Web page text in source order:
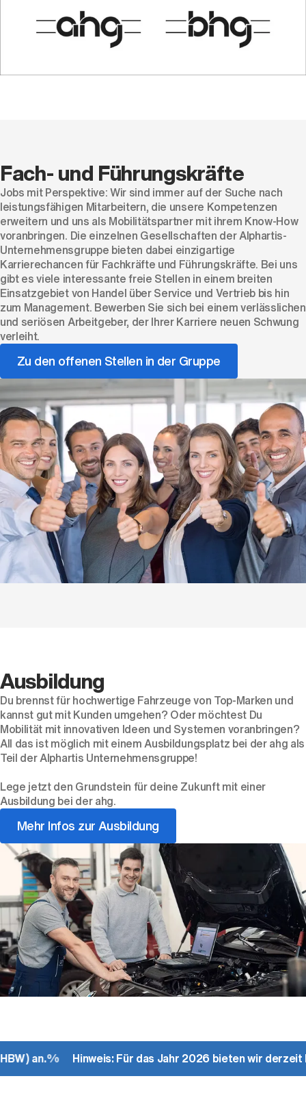
Fach- und Führungskräfte
Jobs mit Perspektive: Wir sind immer auf der Suche nach
leistungsfähigen Mitarbeitern, die unsere Kompetenzen
erweitern und uns als Mobilitätspartner mit ihrem Know-How
voranbringen. Die einzelnen Gesellschaften der Alphartis-
Unternehmensgruppe bieten dabei einzigartige
Karrierechancen für Fachkräfte und Führungskräfte. Bei uns
gibt es viele interessante freie Stellen in einem breiten
Einsatzgebiet von Handel über Service und Vertrieb bis hin
zum Management. Bewerben Sie sich bei einem verlässlichen
und seriösen Arbeitgeber, der Ihrer Karriere neuen Schwung
verleiht.
Zu den offenen Stellen in der Gruppe
Ausbildung
Du brennst für hochwertige Fahrzeuge von Top-Marken und
kannst gut mit Kunden umgehen? Oder möchtest Du
Mobilität mit innovativen Ideen und Systemen voranbringen?
All das ist möglich mit einem Ausbildungsplatz bei der ahg als
Teil der Alphartis Unternehmensgruppe!
Lege jetzt den Grundstein für deine Zukunft mit einer
Ausbildung bei der ahg.
Mehr Infos zur Ausbildung
an.% Hinweis: Für das Jahr 2026 bieten wir